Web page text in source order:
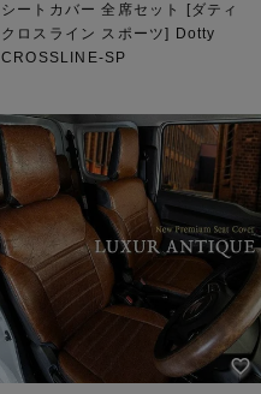
シートカバー 全席セット [ダティ
クロスライン スポーツ] Dotty
CROSSLINE-SP